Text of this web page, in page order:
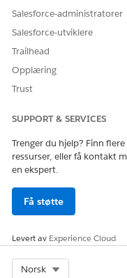
HJALP DENNE
Salesforce-administratorer
Salesforce-utviklere
Trailhead
Opplæring
Trust
SUPPORT & SERVICES
Trenger du hjelp? Finn flere
ressurser, eller få kontakt
en ekspert.
Få støtte
Levert av Experience Cloud
Norsk